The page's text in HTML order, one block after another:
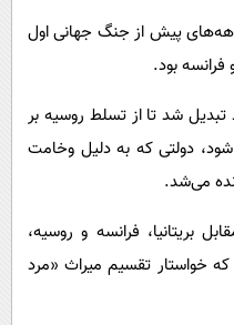
پیش از جنگ جهانی اول
فرانسه بود.
تبدیل شد تا از تسلط روسیه بر
دولتی که به دلیل وخامت
می‌شد.
بریتانیا، فرانسه و روسیه،
خواستار تقسیم میراث «مرد